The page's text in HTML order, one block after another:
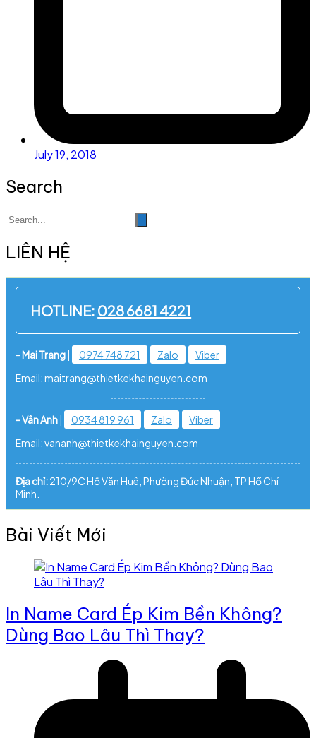
July 19, 2018
Search
LIÊN HỆ
HOTLINE: 028 6681 4221
- Mai Trang| 0974 748 721 Zalo
Viber
Email: maitrang@thietkekhainguyen.com
- Vân Anh| 0934 819 961 Zalo
Viber
Email: vananh@thietkekhainguyen.com
Địa chỉ:210/9C Hồ Văn Huê, Phường Đức Nhuận, TP Hồ Chí
Minh.
Bài Viết Mới
In Name Card Ép Kim Bền Không?
Dùng Bao Lâu Thì Thay?